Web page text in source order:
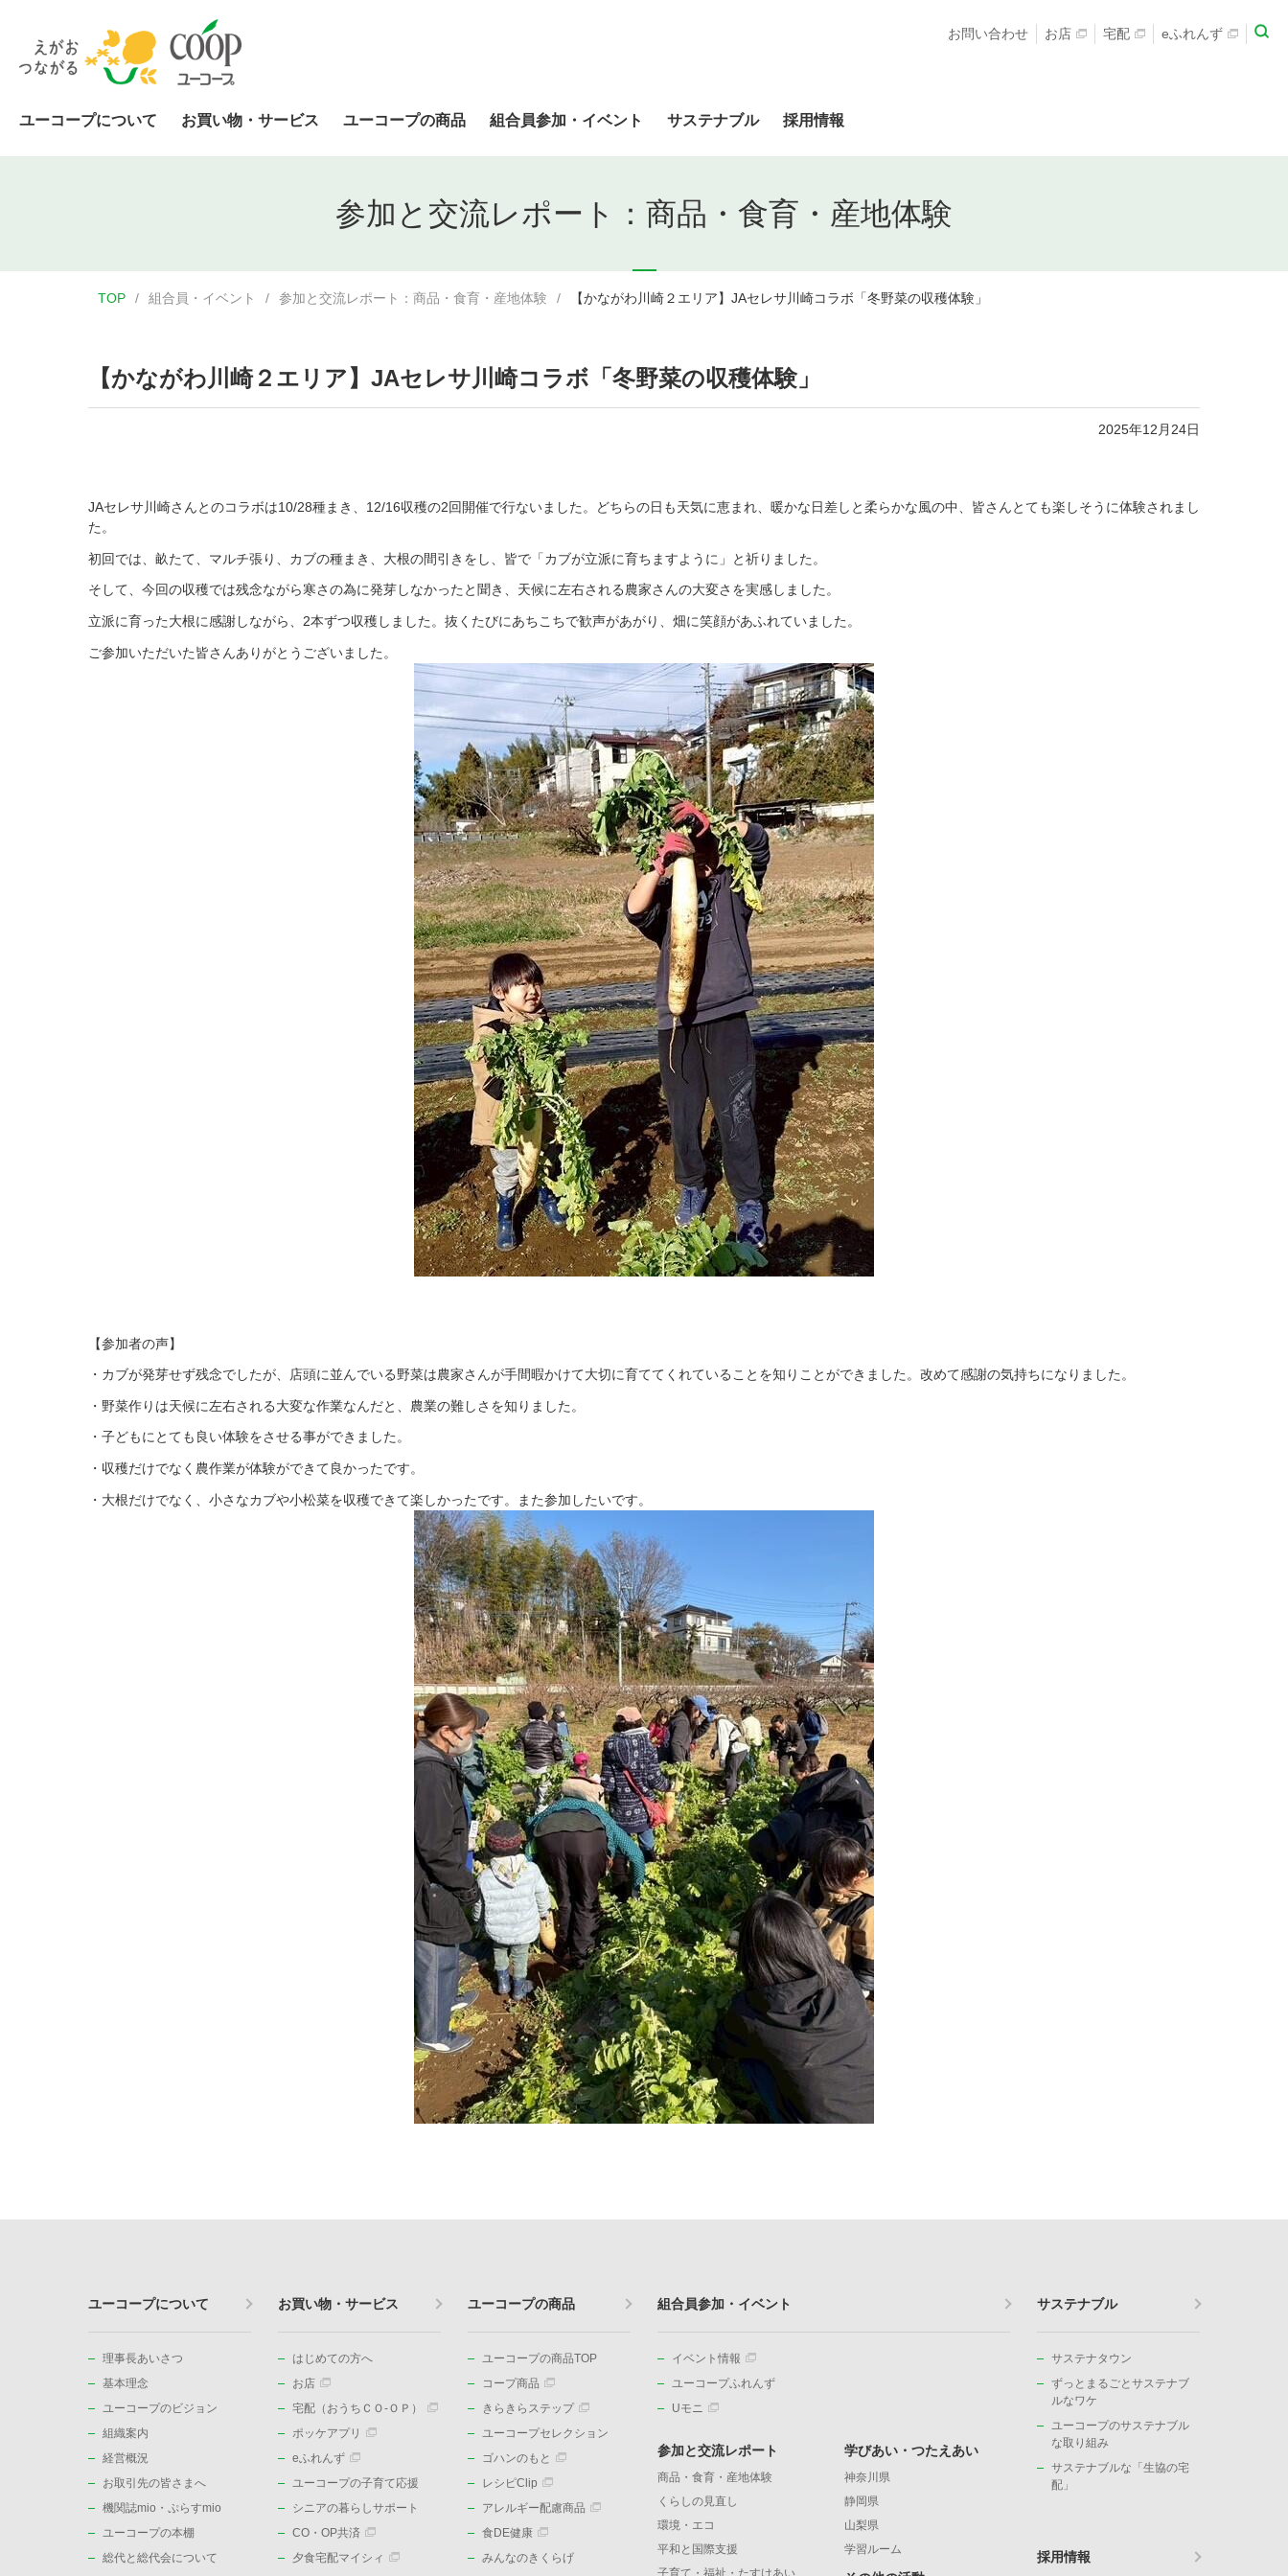
ユーコープについて お買い物・サービス ユーコープの商品 組合員参加・イベント サステナブル 採用情報
お問い合わせ お店 宅配 eふれんず
参加と交流レポート：商品・食育・産地体験
TOP 組合員・イベント 参加と交流レポート：商品・食育・産地体験 【かながわ川崎２エリア】JAセレサ川崎コラボ「冬野菜の収穫体験」
【かながわ川崎２エリア】JAセレサ川崎コラボ「冬野菜の収穫体験」
2025年12月24日
JAセレサ川崎さんとのコラボは10/28種まき、12/16収穫の2回開催で行ないました。どちらの日も天気に恵まれ、暖かな日差しと柔らかな風の中、皆さんとても楽しそうに体験されまし
た。
初回では、畝たて、マルチ張り、カブの種まき、大根の間引きをし、皆で「カブが立派に育ちますように」と祈りました。
そして、今回の収穫では残念ながら寒さの為に発芽しなかったと聞き、天候に左右される農家さんの大変さを実感しました。
立派に育った大根に感謝しながら、2本ずつ収穫しました。抜くたびにあちこちで歓声があがり、畑に笑顔があふれていました。
ご参加いただいた皆さんありがとうございました。
【参加者の声】
・カブが発芽せず残念でしたが、店頭に並んでいる野菜は農家さんが手間暇かけて大切に育ててくれていることを知りことができました。改めて感謝の気持ちになりました。
・野菜作りは天候に左右される大変な作業なんだと、農業の難しさを知りました。
・子どもにとても良い体験をさせる事ができました。
・収穫だけでなく農作業が体験ができて良かったです。
・大根だけでなく、小さなカブや小松菜を収穫できて楽しかったです。また参加したいです。
ユーコープについて
理事長あいさつ
基本理念
ユーコープのビジョン
組織案内
経営概況
お取引先の皆さまへ
機関誌mio・ぷらすmio
ユーコープの本棚
総代と総代会について
お買い物・サービス
はじめての方へ
お店
宅配（おうちＣＯ-ＯＰ）
ポッケアプリ
eふれんず
ユーコープの子育て応援
シニアの暮らしサポート
CO・OP共済
夕食宅配マイシィ
ユーコープの商品
ユーコープの商品TOP
コープ商品
きらきらステップ
ユーコープセレクション
ゴハンのもと
レシピClip
アレルギー配慮商品
食DE健康
みんなのきくらげ
組合員参加・イベント
イベント情報
ユーコープふれんず
Uモニ
参加と交流レポート
商品・食育・産地体験
くらしの見直し
環境・エコ
平和と国際支援
子育て・福祉・たすけあい
学びあい・つたえあい
神奈川県
静岡県
山梨県
学習ルーム
サステナブル
サステナタウン
ずっとまるごとサステナブ
ルなワケ
ユーコープのサステナブル
な取り組み
サステナブルな「生協の宅
配」
採用情報